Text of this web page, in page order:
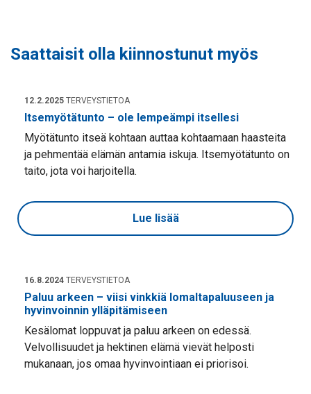
Saattaisit olla kiinnostunut myös
12.2.2025 TERVEYSTIETOA
Itsemyötätunto – ole lempeämpi itsellesi
Myötätunto itseä kohtaan auttaa kohtaamaan haasteita
ja pehmentää elämän antamia iskuja. Itsemyötätunto on
taito, jota voi harjoitella.
Lue lisää
16.8.2024 TERVEYSTIETOA
Paluu arkeen – viisi vinkkiä lomaltapaluuseen ja
hyvinvoinnin ylläpitämiseen
Kesälomat loppuvat ja paluu arkeen on edessä.
Velvollisuudet ja hektinen elämä vievät helposti
mukanaan, jos omaa hyvinvointiaan ei priorisoi.